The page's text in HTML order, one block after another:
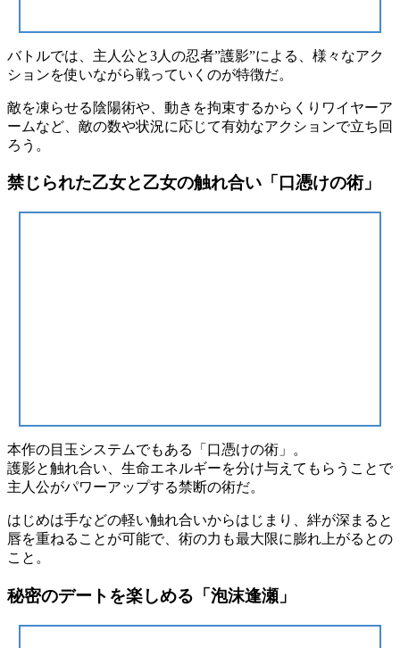
バトルでは、 主人公と3人の忍者”護影”による、様々なアク
ションを使いながら戦っていくのが特徴だ。
敵を凍らせる 陰陽術や、動きを拘束するからくりワイヤーア
ームなど、敵の数や状況に応じて有効なアクションで立ち回
ろう。
禁じられた乙女と乙女の触れ合い「口憑けの術」
本作の目玉システムでもある「 口憑けの術 」。
護影と触れ合い、生命エネルギーを分け与えてもらうことで
主人公がパワーアップする禁断の術だ。
はじめは手などの軽い触れ合いからはじまり、 絆が深まると
唇を重ねることが可能で、 術の力も最大限に膨れ上がる との
こと。
秘密のデートを楽しめる「泡沫逢瀬」